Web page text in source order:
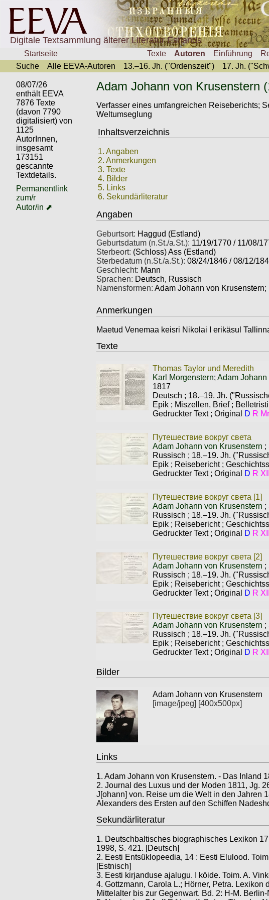
Digitale Textsammlung älterer Literatur Estlands
Startseite Texte Autoren Einführung
Suche
Alle EEVA-Autoren 13.–16. Jh. ("Ordenszeit") 17. Jh.
08/07/26
enthält EEVA
7876 Texte
(davon 7790
digitalisiert) von
1125
AutorInnen,
insgesamt
173151
gescannte
Textdetails.
Permanentlink
zum/r
Autor/in ⬈
Adam Johann von Krusenstern
Verfasser eines umfangreichen Reiseberichts;
Weltumseglung
Inhaltsverzeichnis
1. Angaben
2. Anmerkungen
3. Texte
4. Bilder
5. Links
6. Sekundärliteratur
Angaben
Geburtsort: Haggud (Estland)
Geburtsdatum (n.St./a.St.): 11/19/1770 / 11/08/
Sterbeort: (Schloss) Ass (Estland)
Sterbedatum (n.St./a.St.): 08/24/1846 / 08/12/
Geschlecht: Mann
Sprachen: Deutsch, Russisch
Namensformen: Adam Johann von
Anmerkungen
Maetud Venemaa keisri Nikolai I erikäsul
Texte
Thomas Taylor und Meredith
Karl Morgenstern; Adam Johann
1817
Deutsch ; 18.–19. Jh.
Epik ; Miszellen, Brief;
Gedruckter Text; Original D R
Путешествие вокруг света
Adam Johann von Krusenstern ;
Russisch ; 18.–19. Jh.
Epik ; Reisebericht;
Gedruckter Text; Original D R
Путешествие вокруг света [1]
Adam Johann von Krusenstern ;
Russisch ; 18.–19. Jh.
Epik ; Reisebericht;
Gedruckter Text; Original D R
Путешествие вокруг света [2]
Adam Johann von Krusenstern ;
Russisch ; 18.–19. Jh.
Epik ; Reisebericht;
Gedruckter Text; Original D R
Путешествие вокруг света [3]
Adam Johann von Krusenstern ;
Russisch ; 18.–19. Jh.
Epik ; Reisebericht;
Gedruckter Text; Original D R
Bilder
Adam Johann von Krusenstern
[image/jpeg] [400x500px]
Links
1. Adam Johann von Krusenstern. - Das Inland
2. Journal des Luxus und der Moden 1811, Jg.
J[ohann] von. Reise um die Welt in den Jahren
Alexanders des Ersten auf den Schiffen
Sekundärliteratur
1. Deutschbaltisches biographisches Lexikon
1998, S. 421. [Deutsch]
2. Eesti Entsüklopeedia, 14 : Eesti Elulood.
[Estnisch]
3. Eesti kirjanduse ajalugu. I köide. Toim. A.
4. Gottzmann, Carola L.; Hörner, Petra.
Mittelalter bis zur Gegenwart. Bd. 2: H-M.